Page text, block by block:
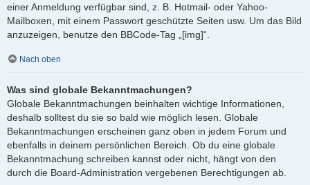
einer Anmeldung verfügbar sind, z. B. Hotmail- oder Yahoo-
Mailboxen, mit einem Passwort geschützte Seiten usw. Um das Bild
anzuzeigen, benutze den BBCode-Tag „[img]“.
Nach oben
Was sind globale Bekanntmachungen?
Globale Bekanntmachungen beinhalten wichtige Informationen,
deshalb solltest du sie so bald wie möglich lesen. Globale
Bekanntmachungen erscheinen ganz oben in jedem Forum und
ebenfalls in deinem persönlichen Bereich. Ob du eine globale
Bekanntmachung schreiben kannst oder nicht, hängt von den
durch die Board-Administration vergebenen Berechtigungen ab.